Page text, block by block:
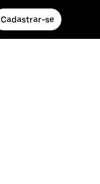
Cadastrar-se